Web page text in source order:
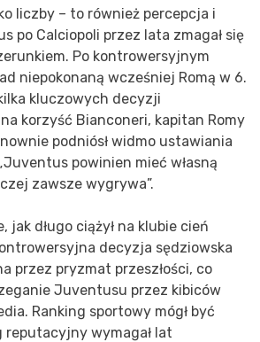
liczby – to również percepcja i
po Calciopoli przez lata zmagał się
Po kontrowersyjnym
niepokonaną wcześniej Romą w 6.
kluczowych decyzji
korzyść Bianconeri, kapitan Romy
podniósł widmo ustawiania
powinien mieć własną
zawsze wygrywa”.
jak długo ciążył na klubie cień
decyzja sędziowska
przez pryzmat przeszłości, co
Juventusu przez kibiców
Ranking sportowy mógł być
reputacyjny wymagał lat